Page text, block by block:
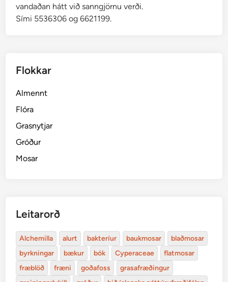
vandaðan hátt við sanngjörnu verði.
Sími 5536306 og 6621199.
Flokkar
Almennt
Flóra
Grasnytjar
Gróður
Mosar
Leitarorð
Alchemilla alurt bakteríur baukmosar
blaðmosar
byrkningar
bækur bók Cyperaceae
flatmosar
fræblöð
fræni goðafoss
grasafræðingur